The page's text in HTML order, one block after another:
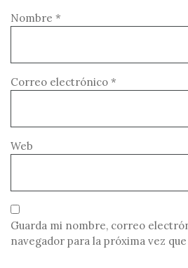
Nombre *
Correo electrónico *
Web
Guarda mi nombre, correo
navegador para la próxima vez